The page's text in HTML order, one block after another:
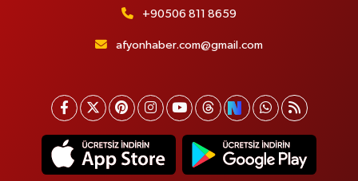
+90506 811 8659
afyonhaber.com@gmail.com